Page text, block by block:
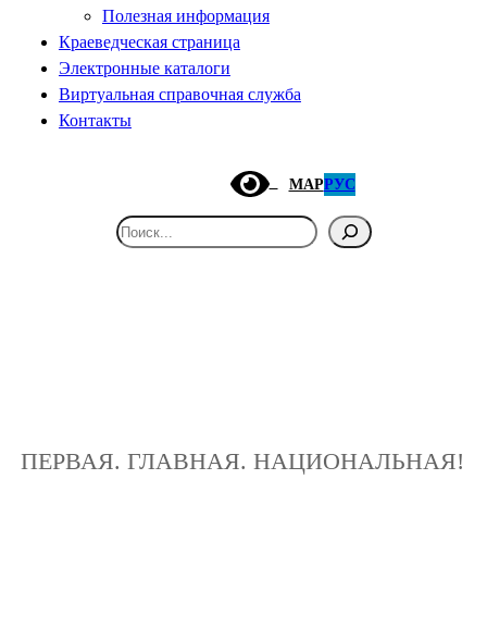
Полезная информация
Краеведческая страница
Электронные каталоги
Виртуальная справочная служба
Контакты
МАРРУС
Поиск
ПЕРВАЯ. ГЛАВНАЯ. НАЦИОНАЛЬНАЯ!